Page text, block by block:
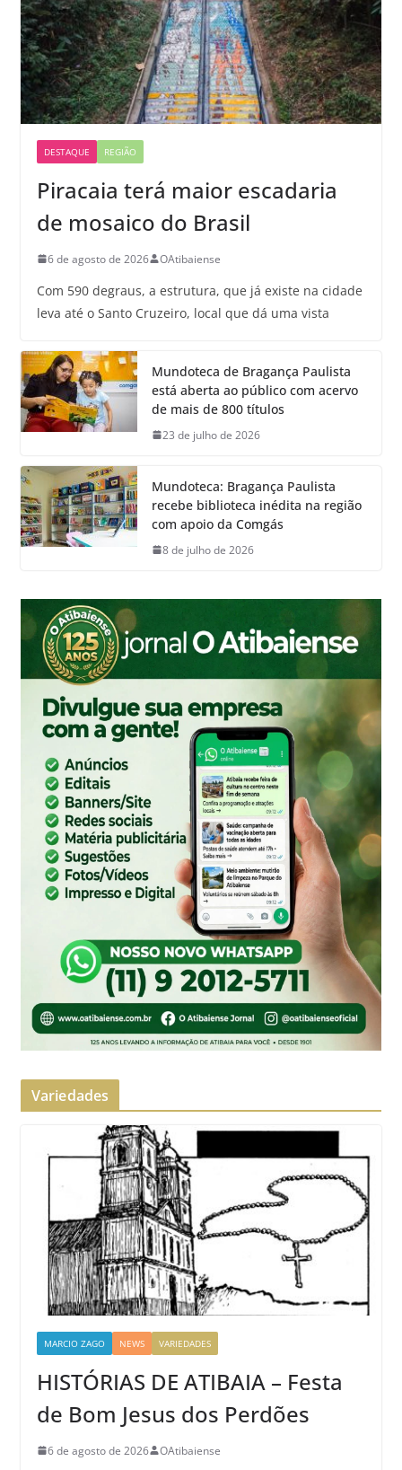
DESTAQUE REGIÃO
Piracaia terá maior escadaria
de mosaico do Brasil
6 de agosto de 2026 OAtibaiense
Com 590 degraus, a estrutura, que já existe na cidade
leva até o Santo Cruzeiro, local que dá uma vista
Mundoteca de Bragança Paulista
está aberta ao público com acervo
de mais de 800 títulos
23 de julho de 2026
Mundoteca: Bragança Paulista
recebe biblioteca inédita na região
com apoio da Comgás
8 de julho de 2026
Variedades
MARCIO ZAGO NEWS VARIEDADES
HISTÓRIAS DE ATIBAIA – Festa
de Bom Jesus dos Perdões
6 de agosto de 2026 OAtibaiense